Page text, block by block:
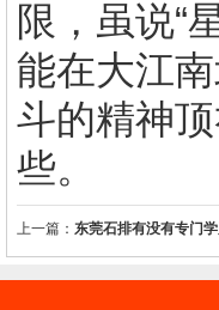
限，虽说“
能在大江
斗的精神
些。
上一篇： 东莞石排有没有专门